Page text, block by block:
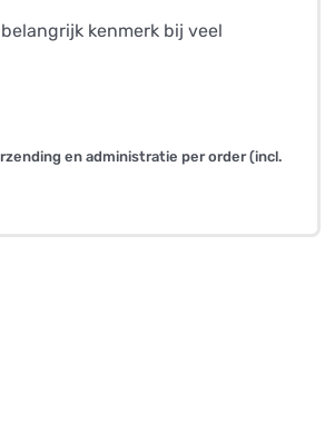
kenmerk bij veel
en administratie per order (incl.